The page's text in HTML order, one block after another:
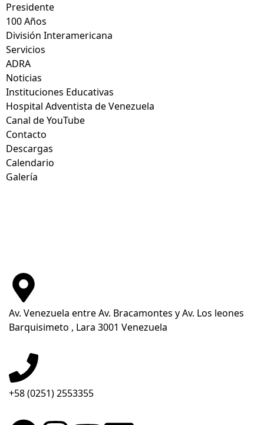
Presidente
100 Años
División Interamericana
Servicios
ADRA
Noticias
Instituciones Educativas
Hospital Adventista de Venezuela
Canal de YouTube
Contacto
Descargas
Calendario
Galería
Av. Venezuela entre Av. Bracamontes y Av. Los leones
Barquisimeto , Lara 3001 Venezuela
+58 (0251) 2553355